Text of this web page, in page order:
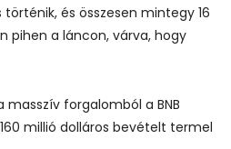
és összesen mintegy 16
pihen a láncon, várva, hogy
masszív forgalomból a BNB
millió dolláros bevételt termel